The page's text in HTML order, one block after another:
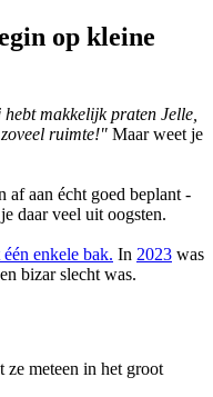
op kleine
hebt makkelijk praten Jelle,
ruimte!" Maar weet je
af aan écht goed beplant -
daar veel uit oogsten.
enkele bak. In 2023 was
bizar slecht was.
ze meteen in het groot